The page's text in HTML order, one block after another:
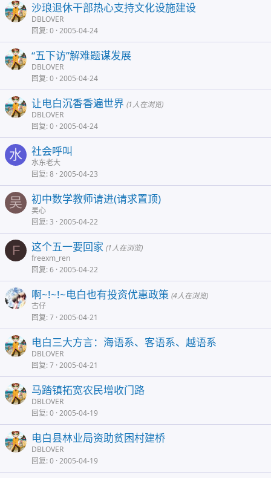
沙琅退休干部热心支持文化设施建设
DBLOVER
回复 0 2005-04-24
“五下访”解难题谋发展
DBLOVER
回复 0 2005-04-24
让电白沉香香遍世界 (1人在浏览)
DBLOVER
回复 0 2005-04-24
水 社会呼叫
水东老大
回复 8 2005-04-23
吴 初中数学教师请进(请求置顶)
吴心
回复 3 2005-04-22
F 这个五一要回家 (1人在浏览)
freexm_ren
回复 6 2005-04-22
啊~!~!~电白也有投资优惠政策 (4人在浏览)
古仔
回复 7 2005-04-21
电白三大方言：海语系、客语系、越语系
DBLOVER
回复 7 2005-04-21
马踏镇拓宽农民增收门路
DBLOVER
回复 0 2005-04-19
电白县林业局资助贫困村建桥
DBLOVER
回复 0 2005-04-19